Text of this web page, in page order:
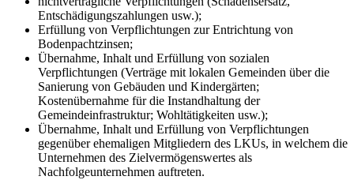
Entschädigungszahlungen usw.);
Erfüllung von Verpflichtungen zur Entrichtung von
Bodenpachtzinsen;
Übernahme, Inhalt und Erfüllung von sozialen
Verpflichtungen (Verträge mit lokalen Gemeinden über die
Sanierung von Gebäuden und Kindergärten;
Kostenübernahme für die Instandhaltung der
Gemeindeinfrastruktur; Wohltätigkeiten usw.);
Übernahme, Inhalt und Erfüllung von Verpflichtungen
gegenüber ehemaligen Mitgliedern des LKUs, in welchem die
Unternehmen des Zielvermögenswertes als
Nachfolgeunternehmen auftreten.